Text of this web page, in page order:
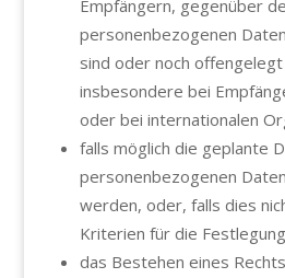
Empfängern, gegenüber
personenbezogenen
sind oder noch
insbesondere bei
oder bei internationalen
falls möglich die geplante
personenbezogenen
werden, oder, falls dies
Kriterien für die
das Bestehen eines